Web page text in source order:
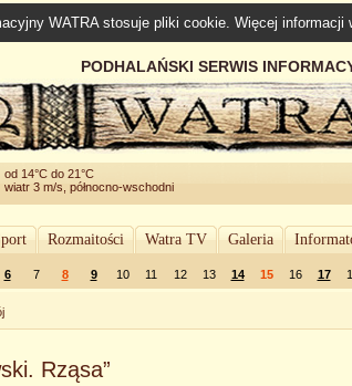
WATRA stosuje pliki cookie. Więcej informacji
PODHALAŃSKI SERWIS
od 14°C do 21°C
wiatr 3 m/s, północno-wschodni
Rozmaitości Watra TV Galeria
6 7 8 9 10 11 12 13 14 15 16 17
Rząsa”